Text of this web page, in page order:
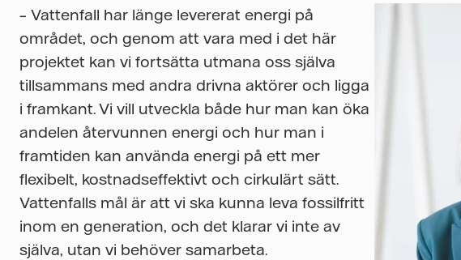
– Vattenfall har länge levererat energi på
området, och genom att vara med i det här
projektet kan vi fortsätta utmana oss själva
tillsammans med andra drivna aktörer och ligga
i framkant. Vi vill utveckla både hur man kan öka
andelen återvunnen energi och hur man i
framtiden kan använda energi på ett mer
flexibelt, kostnadseffektivt och cirkulärt sätt.
Vattenfalls mål är att vi ska kunna leva fossilfritt
inom en generation, och det klarar vi inte av
själva, utan vi behöver samarbeta.